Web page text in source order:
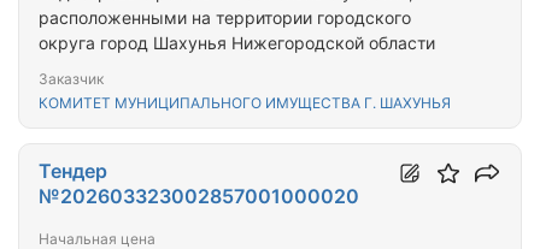
расположенными на территории городского
округа город Шахунья Нижегородской области
Заказчик
КОМИТЕТ МУНИЦИПАЛЬНОГО ИМУЩЕСТВА Г. ШАХУНЬЯ
Тендер
№202603323002857001000020
Начальная цена